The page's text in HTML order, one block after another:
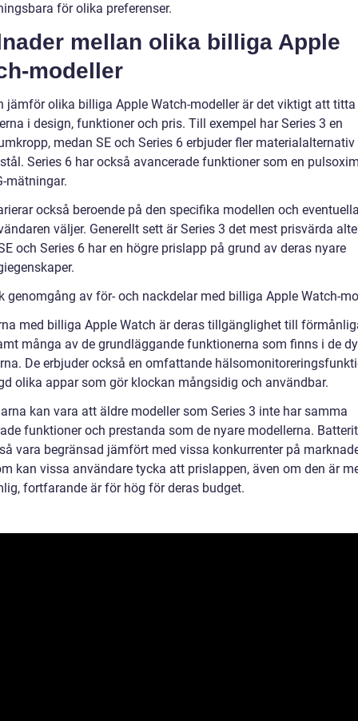
för olika preferenser.
mellan olika billiga Apple
modeller
jämför olika billiga Apple Watch-modeller är det viktigt att titta
i design, funktioner och pris. Till exempel har Series 3 en
medan SE och Series 6 erbjuder fler
Series 6 har också avancerade funktioner som en
mätningar.
också beroende på den specifika modellen och
väljer. Generellt sett är Series 3 det mest prisvärda
och Series 6 har en högre prislapp på grund av deras nyare
genomgång av för- och nackdelar med billiga Apple Watch-
med billiga Apple Watch är deras tillgänglighet till
många av de grundläggande funktionerna som finns i de
De erbjuder också en omfattande
olika appar som gör klockan mångsidig och användbar.
kan vara att äldre modeller som Series 3 inte har samma
funktioner och prestanda som de nyare modellerna.
vara begränsad jämfört med vissa konkurrenter på
kan vissa användare tycka att prislappen, även om den är
fortfarande är för hög för deras budget.